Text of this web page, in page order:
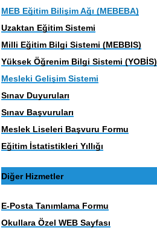
MEB Eğitim Bilişim Ağı (MEBEBA)
Uzaktan Eğitim Sistemi
Milli Eğitim Bilgi Sistemi (MEBBIS)
Yüksek Öğrenim Bilgi Sistemi (YOBİS)
Mesleki Gelişim Sistemi
Sınav Duyuruları
Sınav Başvuruları
Meslek Liseleri Başvuru Formu
Eğitim İstatistikleri Yıllığı
Diğer Hizmetler
E-Posta Tanımlama Formu
Okullara Özel WEB Sayfası